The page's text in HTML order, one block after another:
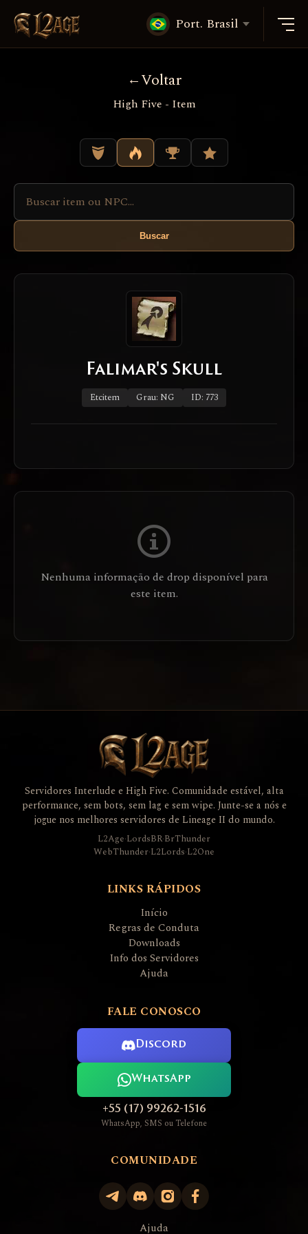
Port. Brasil
Voltar
High Five - Item
Buscar
Falimar's Skull
Etcitem Grau: NG ID: 773
Nenhuma informação de drop disponível para
este item.
Servidores Interlude e High Five. Comunidade estável, alta
performance, sem bots, sem lag e sem wipe. Junte-se a nós e
jogue nos melhores servidores de Lineage II do mundo.
L2Age·LordsBR·BrThunder
WebThunder·L2Lords·L2One
LINKS RÁPIDOS
Início
Regras de Conduta
Downloads
Info dos Servidores
Ajuda
FALE CONOSCO
Discord
WhatsApp
+55 (17) 99262-1516
WhatsApp, SMS ou Telefone
COMUNIDADE
Ajuda